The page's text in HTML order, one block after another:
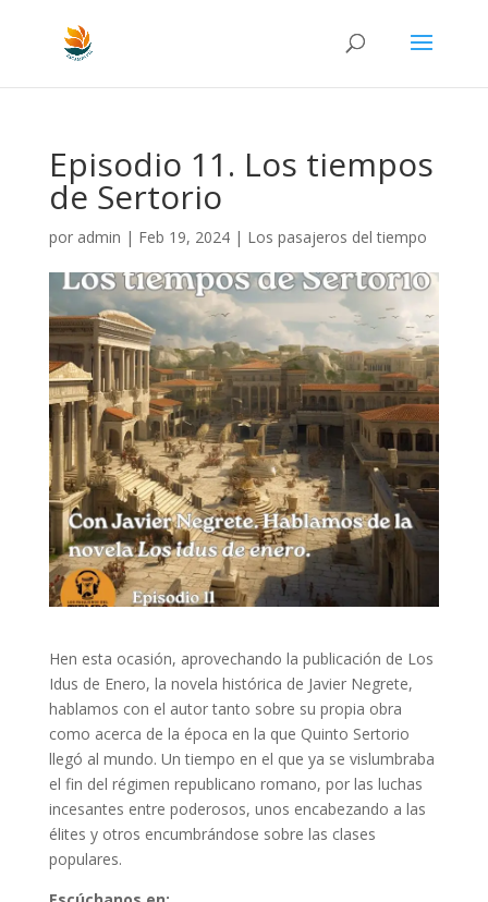
Episodio 11. Los tiempos
de Sertorio
por admin | Feb 19, 2024| Los pasajeros del tiempo
Hen esta ocasión, aprovechando la publicación de Los
Idus de Enero, la novela histórica de Javier Negrete,
hablamos con el autor tanto sobre su propia obra
como acerca de la época en la que Quinto Sertorio
llegó al mundo. Un tiempo en el que ya se vislumbraba
el fin del régimen republicano romano, por las luchas
incesantes entre poderosos, unos encabezando a las
élites y otros encumbrándose sobre las clases
populares.